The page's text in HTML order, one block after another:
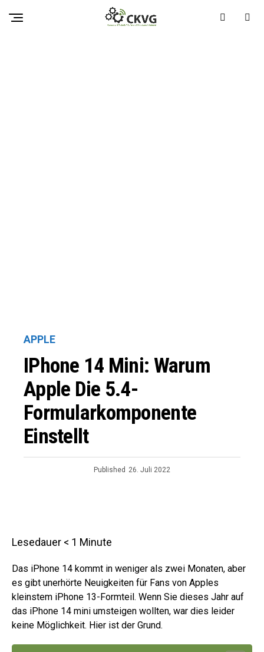
APPLE
IPhone 14 Mini: Warum
Apple Die 5.4-
Formularkomponente
Einstellt
Published 26. Juli 2022
Lesedauer < 1 Minute
Das iPhone 14 kommt in weniger als zwei Monaten, aber
es gibt unerhörte Neuigkeiten für Fans von Apples
kleinstem iPhone 13-Formteil. Wenn Sie dieses Jahr auf
das iPhone 14 mini umsteigen wollten, war dies leider
keine Möglichkeit. Hier ist der Grund.